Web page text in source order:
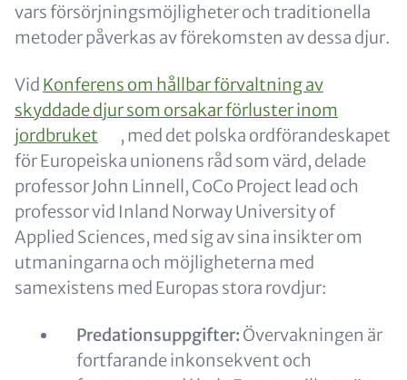
vars försörjningsmöjligheter och traditionella
metoder påverkas av förekomsten av dessa djur.
Vid Konferens om hållbar förvaltning av
skyddade djur som orsakar förluster inom
jordbruket
, med det polska ordförandeskapet
för Europeiska unionens råd som värd, delade
professor John Linnell, CoCo Project lead och
professor vid Inland Norway University of
Applied Sciences, med sig av sina insikter om
utmaningarna och möjligheterna med
samexistens med Europas stora rovdjur:
Predationsuppgifter: Övervakningen är
fortfarande inkonsekvent och